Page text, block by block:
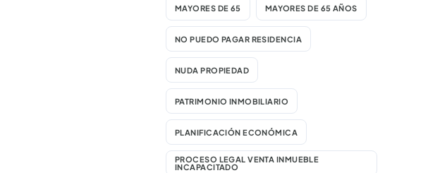
MAYORES DE 65 MAYORES DE 65 AÑOS
NO PUEDO PAGAR RESIDENCIA
NUDA PROPIEDAD
PATRIMONIO INMOBILIARIO
PLANIFICACIÓN ECONÓMICA
PROCESO LEGAL VENTA INMUEBLE
INCAPACITADO